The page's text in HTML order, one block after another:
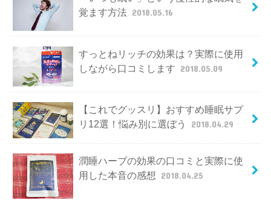
覚ます方法 2018.05.16
すっとねリッチの効果は？実際に使用
しながら口コミします 2018.05.09
【これでグッスリ】おすすめ睡眠サプ
リ12選！悩み別に選ぼう
2018.04.29
潤睡ハーブの効果の口コミと実際に使
用した本音の感想 2018.04.25